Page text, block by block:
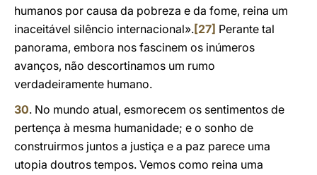
humanos por causa da pobreza e da fome, reina um
inaceitável silêncio internacional».[27] Perante tal
panorama, embora nos fascinem os inúmeros
avanços, não descortinamos um rumo
verdadeiramente humano.
30. No mundo atual, esmorecem os sentimentos de
pertença à mesma humanidade; e o sonho de
construirmos juntos a justiça e a paz parece uma
utopia doutros tempos. Vemos como reina uma